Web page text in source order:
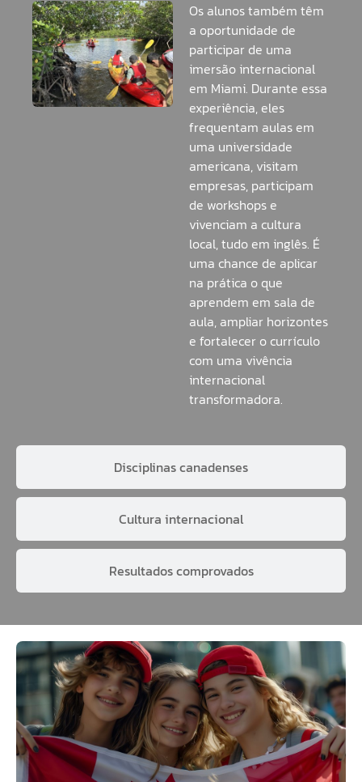
Disciplinas canadenses
Cultura internacional
Resultados comprovados
Os alunos também têm
a oportunidade de
participar de uma
imersão internacional
em Miami. Durante essa
experiência, eles
frequentam aulas em
uma universidade
americana, visitam
empresas, participam
de workshops e
vivenciam a cultura
local, tudo em inglês. É
uma chance de aplicar
na prática o que
aprendem em sala de
aula, ampliar horizontes
e fortalecer o currículo
com uma vivência
internacional
transformadora.